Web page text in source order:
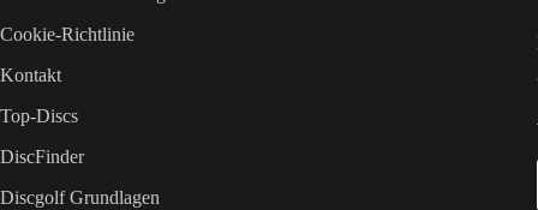
Cookie-Richtlinie
Kontakt
Top-Discs
DiscFinder
Discgolf Grundlagen